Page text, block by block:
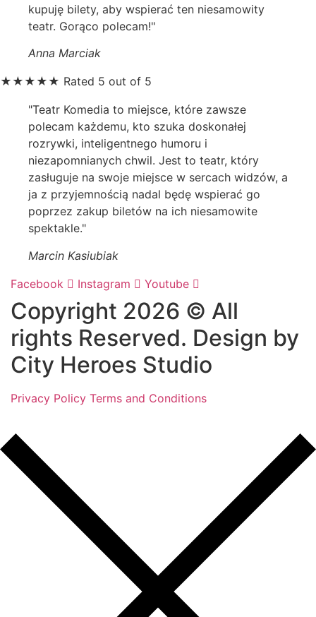
kupuję bilety, aby wspierać ten niesamowity
teatr. Gorąco polecam!"
Anna Marciak
★ ★ ★ ★ ★ Rated 5 out of 5
"Teatr Komedia to miejsce, które zawsze
polecam każdemu, kto szuka doskonałej
rozrywki, inteligentnego humoru i
niezapomnianych chwil. Jest to teatr, który
zasługuje na swoje miejsce w sercach widzów, a
ja z przyjemnością nadal będę wspierać go
poprzez zakup biletów na ich niesamowite
spektakle."
Marcin Kasiubiak
Facebook
Instagram Youtube
Copyright 2026 © All
rights Reserved. Design by
City Heroes Studio
Privacy Policy Terms and Conditions